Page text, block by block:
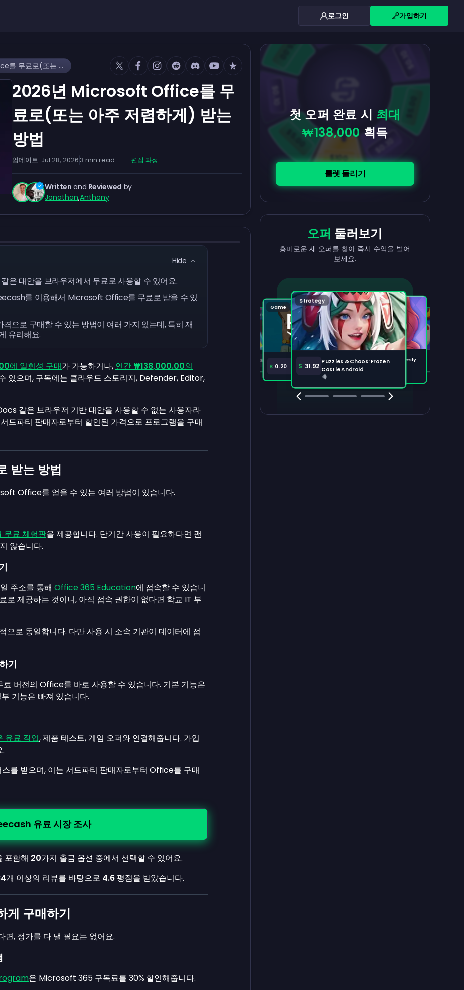
로그인 가입하기
2026년 Microsoft Office를 무료로(또는 아주 저렴하게) 받는 방법
2026년 Microsoft Office를 무
료로(또는 아주 저렴하게) 받는
방법
업데이트: Jul 28, 2026 3 min read 편집 과정
Written and Reviewed by
Jonathan,Anthony
Hide
대안을 브라우저에서 무료로 사용할 수 있어요.
를 이용해서 Microsoft Office를 무료로 받을 수 있
으로 구매할 수 있는 방법이 여러 가지 있는데, 특히 재
유리해요.
에 일회성 구매가 가능하거나, 연간 ₩138,000.00의
있으며, 구독에는 클라우드 스토리지, Defender, Editor,
같은 브라우저 기반 대안을 사용할 수 없는 사용자라
드파티 판매자로부터 할인된 가격으로 프로그램을 구매
받는 방법
Office를 얻을 수 있는 여러 방법이 있습니다.
무료 체험판을 제공합니다. 단기간 사용이 필요하다면 괜
않습니다.
주소를 통해 Office 365 Education에 접속할 수 있습니
제공하는 것이니, 아직 접속 권한이 없다면 학교 IT 부
로 동일합니다. 다만 사용 시 소속 기관이 데이터에 접
기
료 버전의 Office를 바로 사용할 수 있습니다. 기본 기능은
기능은 빠져 있습니다.
유료 작업, 제품 테스트, 게임 오퍼와 연결해줍니다. 가입
.
스를 받으며, 이는 서드파티 판매자로부터 Office를 구매
유료 시장 조사
포함해 20가지 출금 옵션 중에서 선택할 수 있어요.
개 이상의 리뷰를 바탕으로 4.6평점을 받았습니다.
구매하기
, 정가를 다 낼 필요는 없어요.
은 Microsoft 365 구독료를 30% 할인해줍니다.
첫 오퍼 완료 시 최대
₩138,000획득
룰렛 돌리기
$100
$5.00
$5.00
$0.10 $5.00
$0.10
오퍼 둘러보기
흥미로운 새 오퍼를 찾아 즉시 수익을 벌어
보세요.
Tabletop
$ 36.02 Bingo Dice iOS
Puzzle
$ 30.00Merge Help: Warm Family
Android
Strategy
$ 31.92 Puzzles & Chaos: Frozen
Castle Android
Game
$ 0.20 Amazon Prime
Game
36.97
리워드받기
태스크를 완료하고 잔액이 늘어나는 걸
지켜보세요.
100,000
주요 오퍼 전체 보기
Clash Royale
현금으로출금
수익을 빠르고 간편하게 현금화하세요.